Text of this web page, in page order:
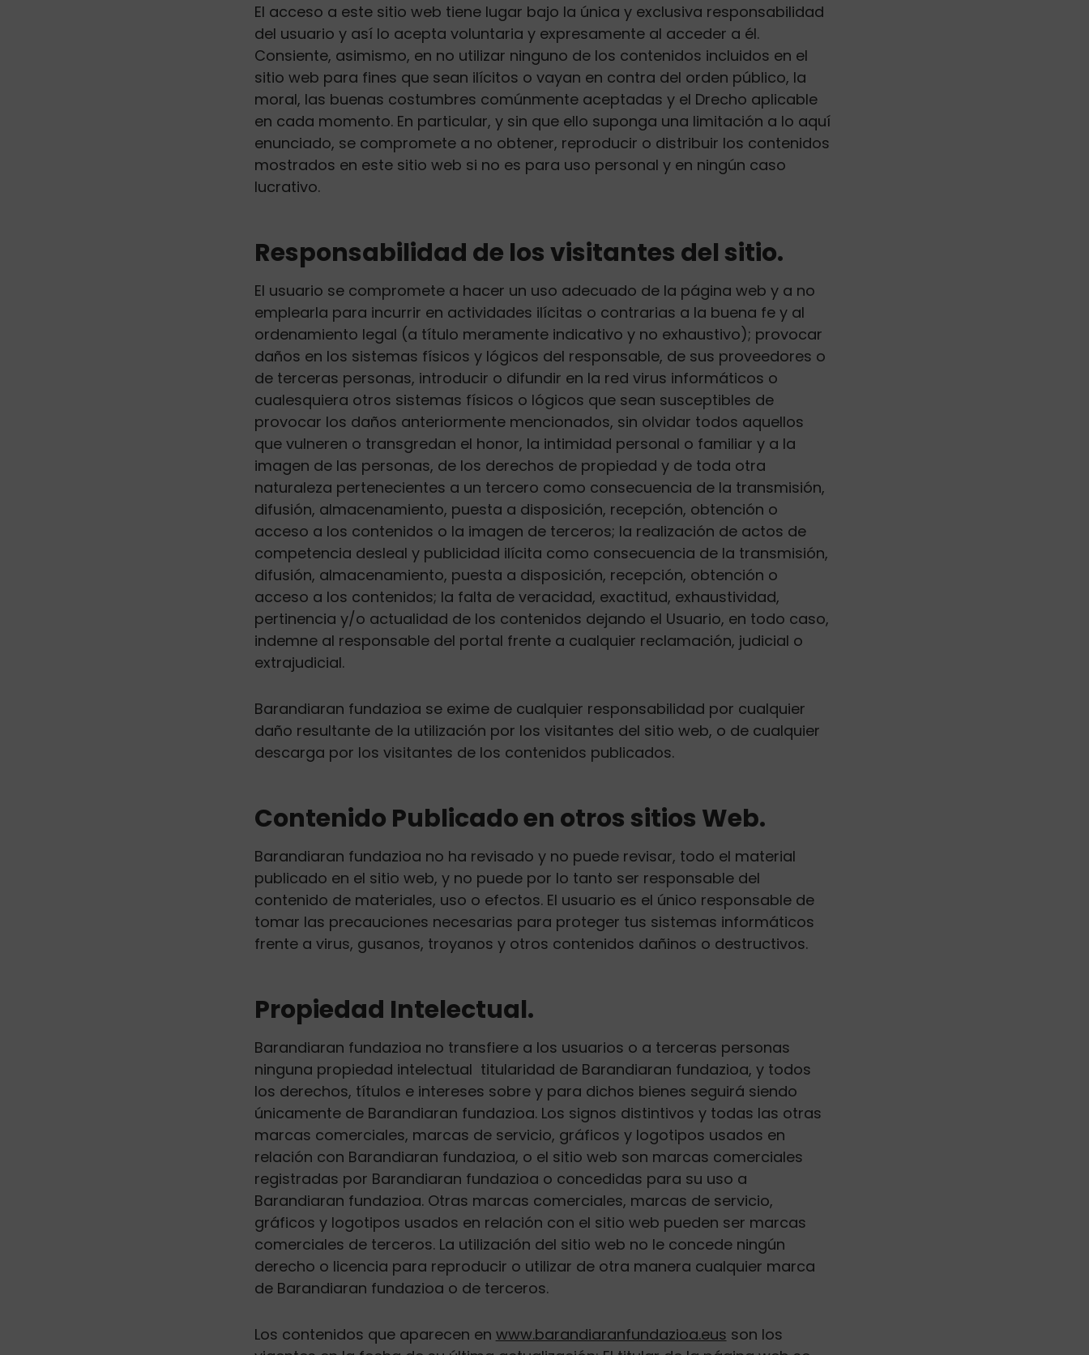
El acceso a este sitio web tiene lugar bajo la única y exclusiva responsabilidad
del usuario y así lo acepta voluntaria y expresamente al acceder a él.
Consiente, asimismo, en no utilizar ninguno de los contenidos incluidos en el
sitio web para fines que sean ilícitos o vayan en contra del orden público, la
moral, las buenas costumbres comúnmente aceptadas y el Drecho aplicable
en cada momento. En particular, y sin que ello suponga una limitación a lo aquí
enunciado, se compromete a no obtener, reproducir o distribuir los contenidos
mostrados en este sitio web si no es para uso personal y en ningún caso
lucrativo.
Responsabilidad de los visitantes del sitio.
El usuario se compromete a hacer un uso adecuado de la página web y a no
emplearla para incurrir en actividades ilícitas o contrarias a la buena fe y al
ordenamiento legal (a título meramente indicativo y no exhaustivo); provocar
daños en los sistemas físicos y lógicos del responsable, de sus proveedores o
de terceras personas, introducir o difundir en la red virus informáticos o
cualesquiera otros sistemas físicos o lógicos que sean susceptibles de
provocar los daños anteriormente mencionados, sin olvidar todos aquellos
que vulneren o transgredan el honor, la intimidad personal o familiar y a la
imagen de las personas, de los derechos de propiedad y de toda otra
naturaleza pertenecientes a un tercero como consecuencia de la transmisión,
difusión, almacenamiento, puesta a disposición, recepción, obtención o
acceso a los contenidos o la imagen de terceros; la realización de actos de
competencia desleal y publicidad ilícita como consecuencia de la transmisión,
difusión, almacenamiento, puesta a disposición, recepción, obtención o
acceso a los contenidos; la falta de veracidad, exactitud, exhaustividad,
pertinencia y/o actualidad de los contenidos dejando el Usuario, en todo caso,
indemne al responsable del portal frente a cualquier reclamación, judicial o
extrajudicial.
Barandiaran fundazioa se exime de cualquier responsabilidad por cualquier
daño resultante de la utilización por los visitantes del sitio web, o de cualquier
descarga por los visitantes de los contenidos publicados.
Contenido Publicado en otros sitios Web.
Barandiaran fundazioa no ha revisado y no puede revisar, todo el material
publicado en el sitio web, y no puede por lo tanto ser responsable del
contenido de materiales, uso o efectos. El usuario es el único responsable de
tomar las precauciones necesarias para proteger tus sistemas informáticos
frente a virus, gusanos, troyanos y otros contenidos dañinos o destructivos.
Propiedad Intelectual.
Barandiaran fundazioa no transfiere a los usuarios o a terceras personas
ninguna propiedad intelectual titularidad de Barandiaran fundazioa, y todos
los derechos, títulos e intereses sobre y para dichos bienes seguirá siendo
únicamente de Barandiaran fundazioa. Los signos distintivos y todas las otras
marcas comerciales, marcas de servicio, gráficos y logotipos usados ​​en
relación con Barandiaran fundazioa, o el sitio web son marcas comerciales
registradas por Barandiaran fundazioa o concedidas para su uso a
Barandiaran fundazioa. Otras marcas comerciales, marcas de servicio,
gráficos y logotipos usados ​​en relación con el sitio web pueden ser marcas
comerciales de terceros. La utilización del sitio web no le concede ningún
derecho o licencia para reproducir o utilizar de otra manera cualquier marca
de Barandiaran fundazioa o de terceros.
Los contenidos que aparecen en www.barandiaranfundazioa.eus son los